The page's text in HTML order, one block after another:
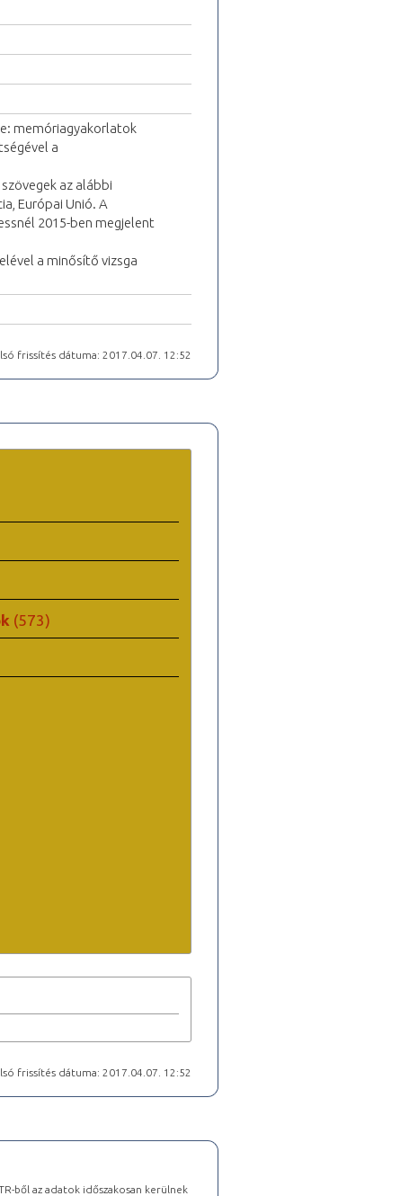
memóriagyakorlatok
a
az alábbi
Európai Unió. A
2015-ben megjelent
a minősítő vizsga
frissítés dátuma: 2017.04.07. 12:52
(573)
frissítés dátuma: 2017.04.07. 12:52
ből az adatok időszakosan kerülnek